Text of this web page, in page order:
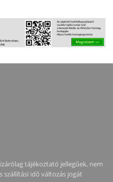
tájékoztató jellegűek, nem
szállítási idő változás jogát